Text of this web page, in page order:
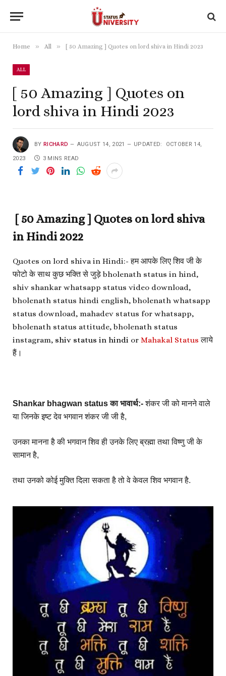
Home » All » [ 50 Amazing ] Quotes on lord shiva in Hindi 2023
ALL
[ 50 Amazing ] Quotes on
lord shiva in Hindi 2023
BY RICHARD AUGUST 14, 2021 UPDATED: OCTOBER 14,
2023 3 MINS READ
[ 50 Amazing ] Quotes on lord shiva
in Hindi 2022
Quotes on lord shiva in Hindi:- हम आपके लिए शिव जी के
फोटो के साथ कुछ भक्ति से जुड़े bholenath status in hind,
shiv shankar whatsapp status video download,
bholenath status hindi english, bholenath whatsapp
status download, mahadev status for whatsapp,
bholenath status attitude, bholenath status
instagram, shiv status in hindi or Mahakal Status लाये
हैं ।
Shankar bhagwan status का भावार्थ:-शंकरजी को मानने वाले
या जिनके इष्ट देव भगवान शंकर जी जी है,
उनका मानना है की भगवान शिव ही उनके लिए ब्रह्मा तथा विष्णु जी के
सामान है,
तथा उनको कोई मुक्ति दिला सकता है तो वे केवल शिव भगवान है.